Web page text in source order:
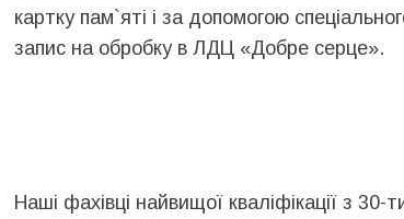
картку пам`яті і за допомогою
запис на обробку в ЛДЦ «Добре серце».
Наші фахівці найвищої кваліфікації з